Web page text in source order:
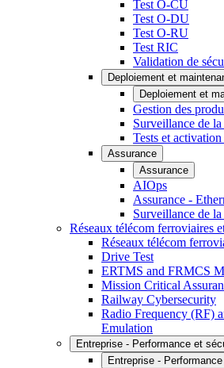
Test O-CU
Test O-DU
Test O-RU
Test RIC
Validation de
Deploiement et
Deploiement et
Gestion des
Surveillance de
Tests et
Assurance
Assurance
AIOps
Assurance -
Surveillance de
Réseaux télécom ferroviaires
Réseaux télécom
Drive Test
ERTMS and FRMCS
Mission Critical
Railway Cybersecurity
Radio Frequency (RF)
Emulation
Entreprise - Performance et
Entreprise -